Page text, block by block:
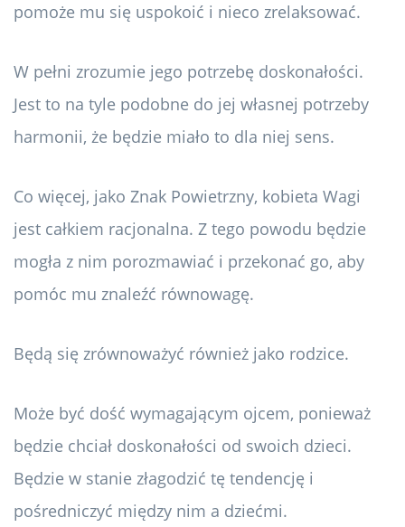
pomoże mu się uspokoić i nieco zrelaksować.
W pełni zrozumie jego potrzebę doskonałości.
Jest to na tyle podobne do jej własnej potrzeby
harmonii, że będzie miało to dla niej sens.
Co więcej, jako Znak Powietrzny, kobieta Wagi
jest całkiem racjonalna. Z tego powodu będzie
mogła z nim porozmawiać i przekonać go, aby
pomóc mu znaleźć równowagę.
Będą się zrównoważyć również jako rodzice.
Może być dość wymagającym ojcem, ponieważ
będzie chciał doskonałości od swoich dzieci.
Będzie w stanie złagodzić tę tendencję i
pośredniczyć między nim a dziećmi.